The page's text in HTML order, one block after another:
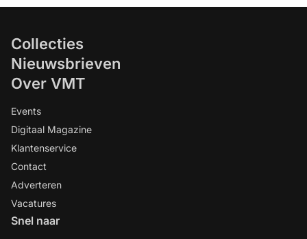
Collecties
Nieuwsbrieven
Over VMT
Events
Digitaal Magazine
Klantenservice
Contact
Adverteren
Vacatures
Snel naar